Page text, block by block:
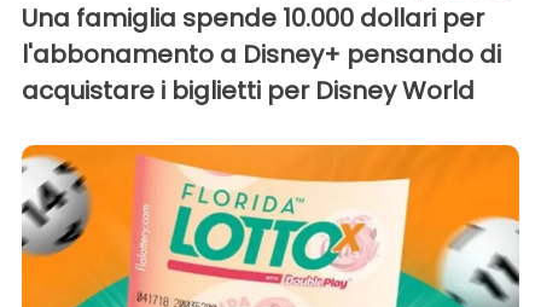
Una famiglia spende 10.000 dollari per
l'abbonamento a Disney+ pensando di
acquistare i biglietti per Disney World